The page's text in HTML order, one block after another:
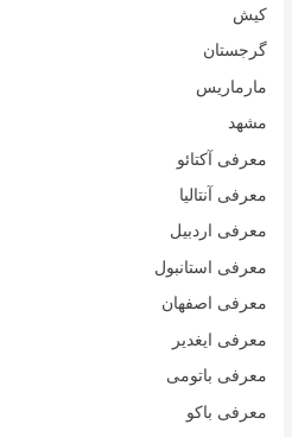
کیش
گرجستان
مارماریس
مشهد
معرفی آکتائو
معرفی آنتالیا
معرفی اردبیل
معرفی استانبول
معرفی اصفهان
معرفی ایغدیر
معرفی باتومی
معرفی باکو